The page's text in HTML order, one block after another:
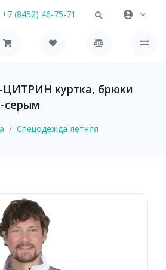
+7 (8452) 46-75-71
куртка, брюки
серым
Спецодежда летняя